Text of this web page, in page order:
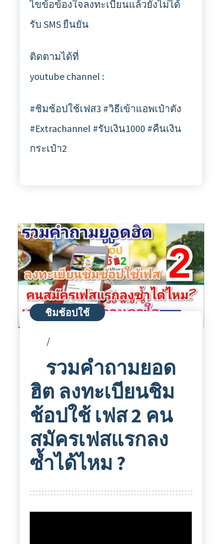
ไขข้อข้องใจลงทะเบียนแล้วยังไม่ได้
รับ SMS ยืนยัน
ติดตามได้ที่
youtube channel :
#ชิมช้อปใช้เฟส3 #วิธีเข้าแอพเป๋าตัง
#Extrachannel #รับเงิน1000 #คืนเงิน
กระเป๋า2
ชิมช้อปใช้
รวมคำถามยอด
ฮิต ลงทะเบียนชิม
ช้อปใช้ เฟส 2 คน
สมัครเฟสแรกลง
ซ้ำได้ไหม ?